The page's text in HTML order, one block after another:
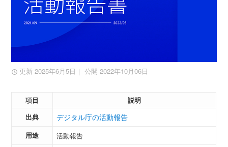
更新 2025年6月5日 ｜ 公開 2022年10月06日
項目
説明
出典
デジタル庁の活動報告
用途
活動報告